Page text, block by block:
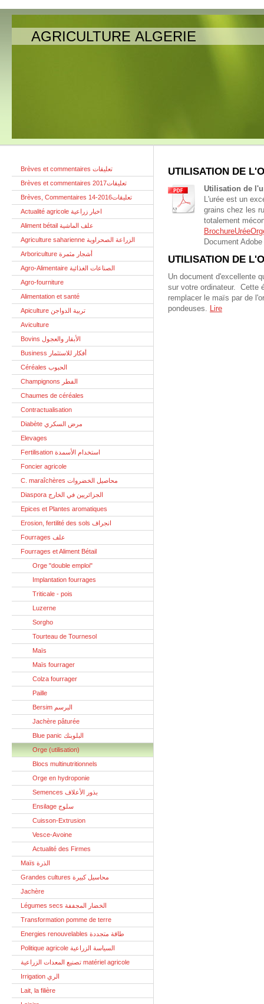
AGRICULTURE ALGERIE
Brèves et commentaires تعليقات
Brèves et commentaires تعليقات2017
Brèves, Commentaires تعليقات2016-14
Actualité agricole اخبار زراعية
Aliment bétail علف الماشية
Agriculture saharienne الزراعة الصحراوية
Arboriculture أشجار مثمرة
Agro-Alimentaire الصناعات الغذائية
Agro-fourniture
Alimentation et santé
Apiculture تربية الدواجن
Aviculture
Bovins الأبقار والعجول
Business أفكار للاستثمار
Céréales الحبوب
Champignons الفطر
Chaumes de céréales
Contractualisation
Diabète مرض السكري
Elevages
Fertilisation استخدام الأسمدة
Foncier agricole
C. maraîchères محاصيل الخضروات
Diaspora الجزائريين في الخارج
Epices et Plantes aromatiques
Erosion, fertilité des sols انجراف
Fourrages علف
Fourrages et Aliment Bétail
Orge "double emploi"
Implantation fourrages
Triticale - pois
Luzerne
Sorgho
Tourteau de Tournesol
Maïs
Maïs fourrager
Colza fourrager
Paille
Bersim البرسم
Jachère pâturée
Blue panic البلوبنك
Orge (utilisation)
Blocs multinutritionnels
Orge en hydroponie
Semences بذور الأعلاف
Ensilage سلوج
Cuisson-Extrusion
Vesce-Avoine
Actualité des Firmes
Maïs الذرة
Grandes cultures محاسيل كبيرة
Jachère
Légumes secs الخضار المجففة
Transformation pomme de terre
Energies renouvelables طاقة متجددة
Politique agricole السياسة الزراعية
تصنيع المعدات الزراعية matériel agricole
Irrigation الري
Lait, la filière
UTILISATION DE
Utilisation de
L'urée est un
grains chez les
totalement
Document
UTILISATION DE
Un document d'excellente
sur votre ordinateur. Cette
remplacer le maïs par de
pondeuses. Lire